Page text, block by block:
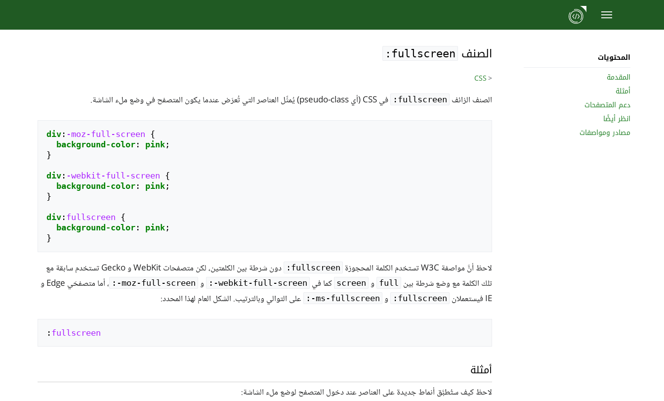
انتقل
المحتويات
المقدمة
أمثلة
دعم المتصفحات
انظر أيضًا
مصادر ومواصفات
الصنف ‎:fullscreen
<
CSS
الصنف الزائف ‎:fullscreen في CSS (أي pseudo-class) يُمثِّل العناصر التي تُعرَض عندما يكون المتصفح في وضع ملء الشاشة.
div: -moz-full-screen {
background-color: pink;
}
div: -webkit-full-screen {
background-color: pink;
}
div: fullscreen {
background-color: pink;
}
لاحظ أنَّ مواصفة W3C تستخدم الكلمة المحجوزة ‎:fullscreen
دون شرطة بين الكلمتين، لكن متصفحات WebKit و Gecko تستخدم سابقة مع
تلك الكلمة مع وضع شرطة بين
full و screen كما في ‎:-webkit-full-screen و ‎:-moz-full-screen
، أما متصفحَي Edge و
IE فيستعملان
‎:fullscreen و ‎:-ms-fullscreen على التوالي وبالترتيب. الشكل العام لهذا المحدد:
: fullscreen
أمثلة
لاحظ كيف ستُطبَّق أنماط جديدة على العناصر عند دخول المتصفح لوضع ملء الشاشة: